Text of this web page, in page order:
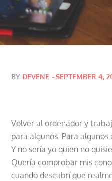
BY DEVENE Posted
SEPTEMBER 4,
Volver al ordenador y
para algunos. Para algunos
Y no sería yo quien no
Quería comprobar mis
cuando descubrí que